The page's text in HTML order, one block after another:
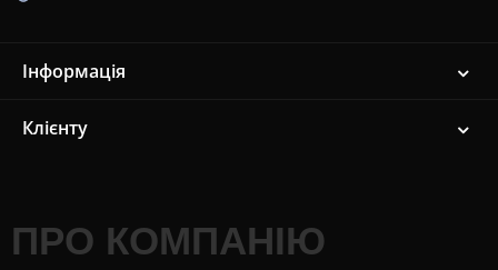
Інформація
Клієнту
ПРО КОМПАНІЮ